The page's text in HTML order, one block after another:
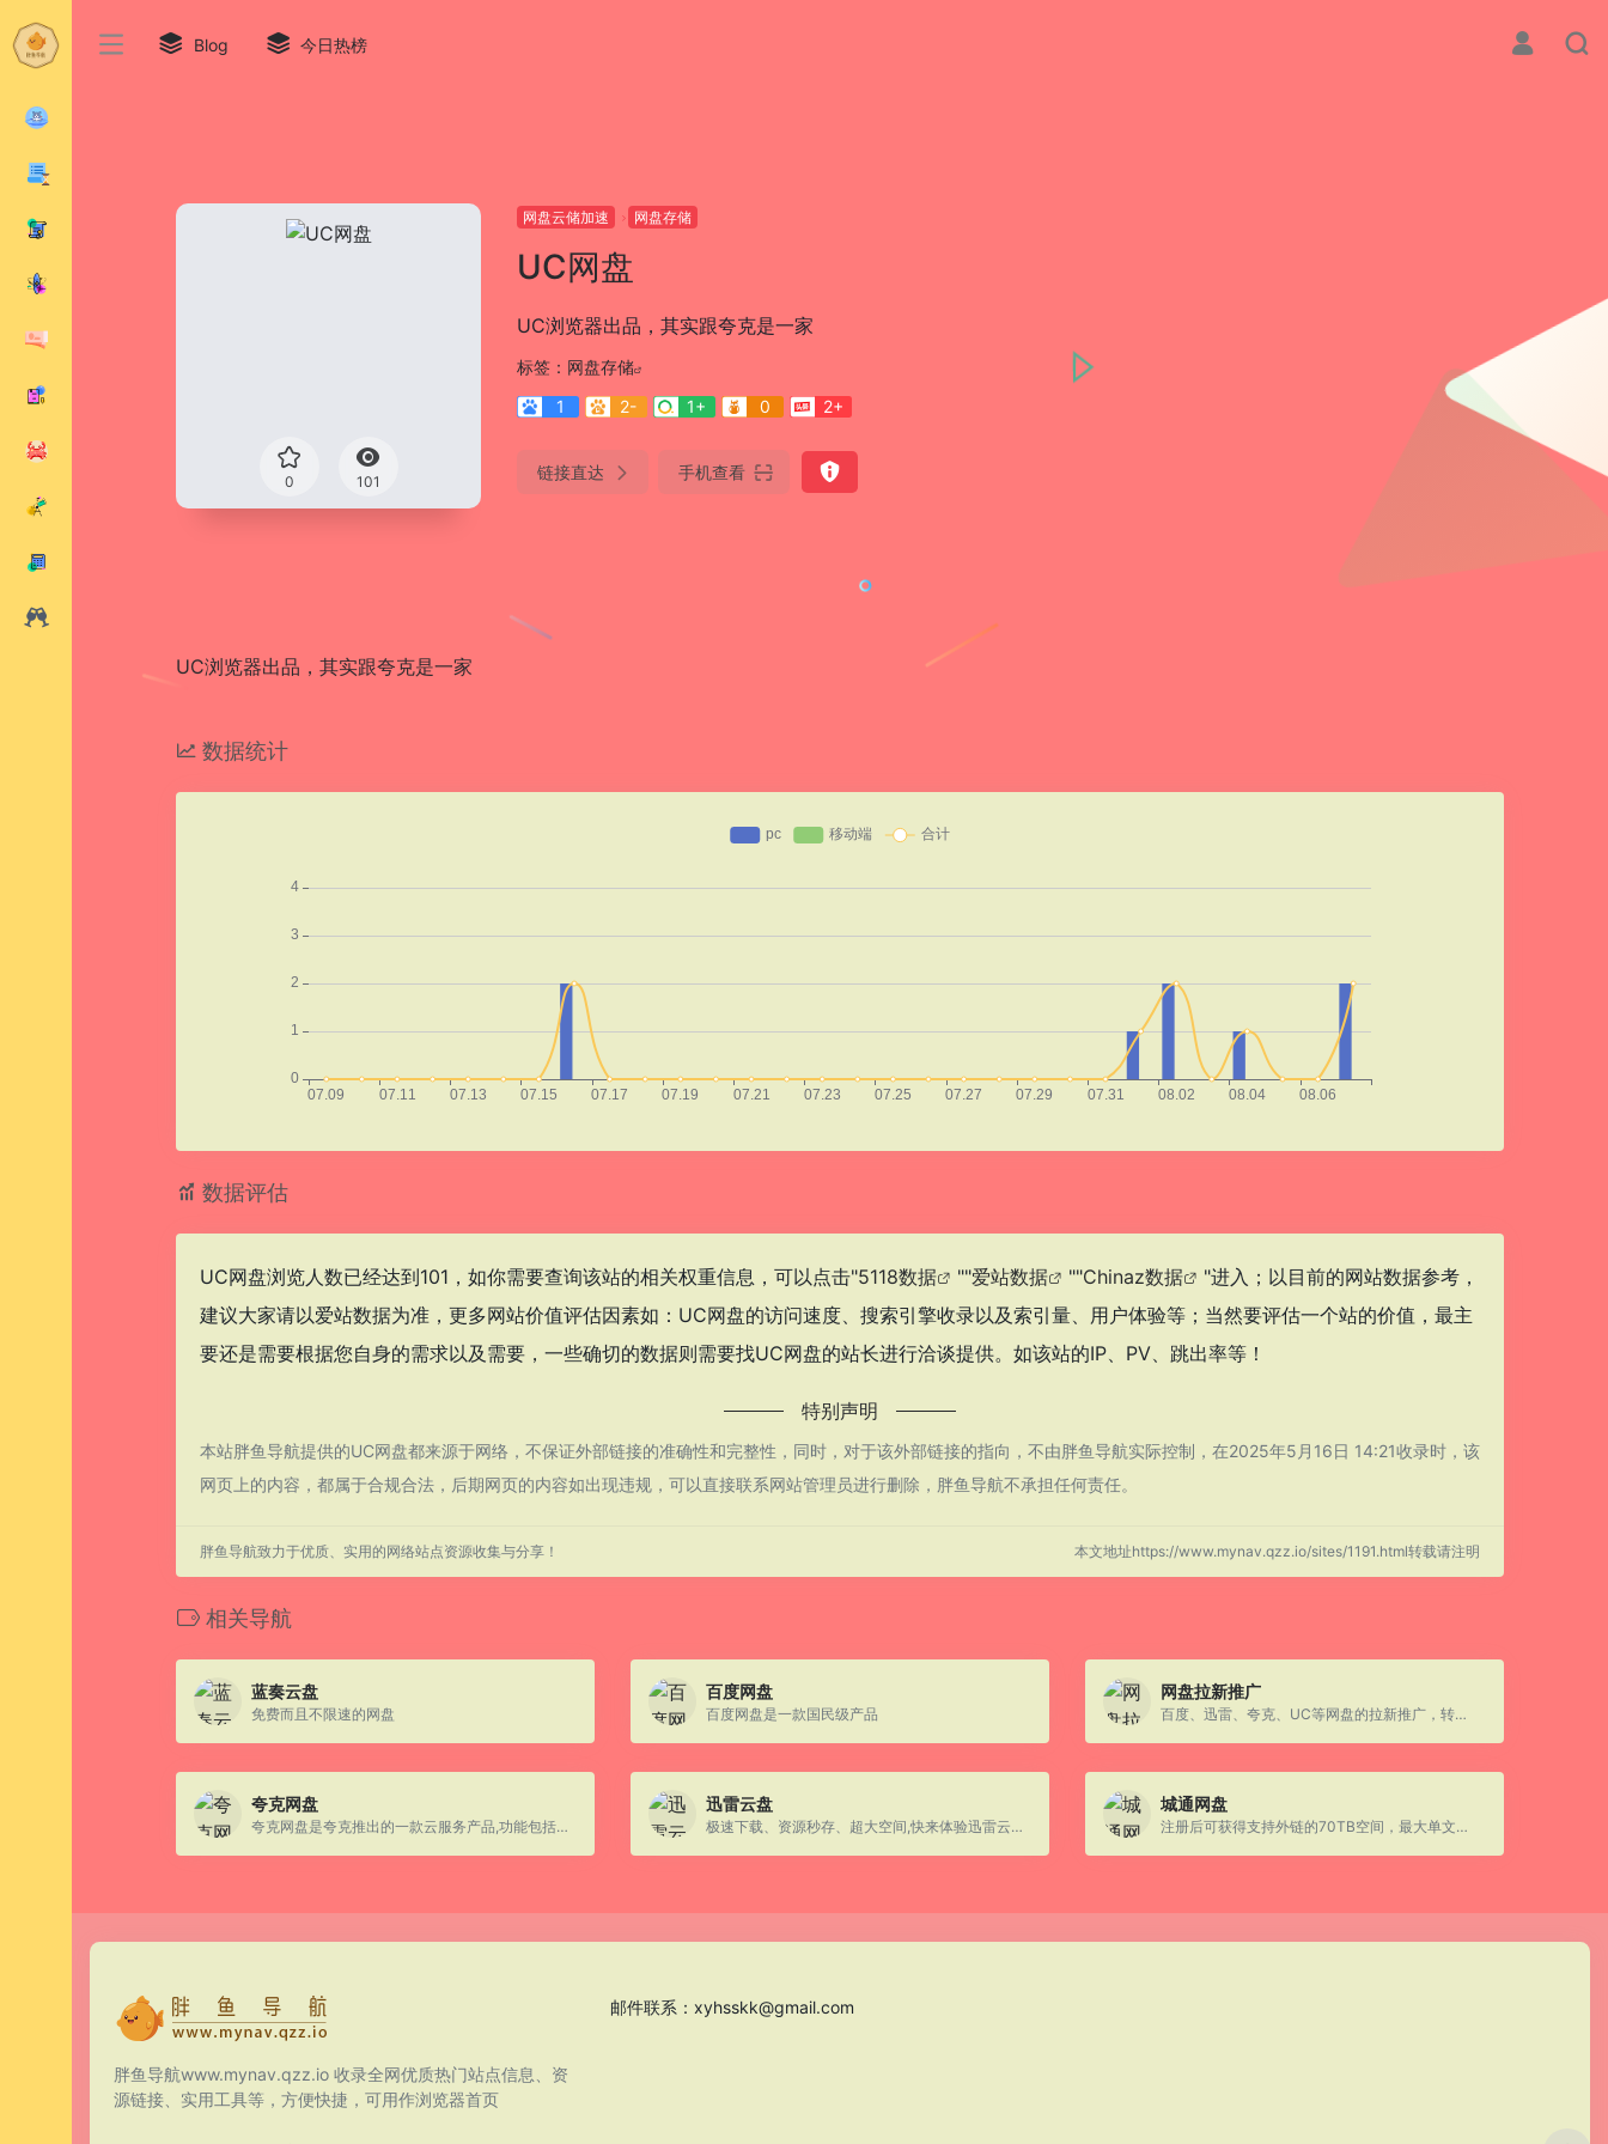
Blog 今日热榜
0 101
网盘云储加速 网盘存储
UC网盘
UC浏览器出品，其实跟夸克是一家
标签： 网盘存储
1
2- 1+ 0 2+
链接直达 手机查看
UC浏览器出品，其实跟夸克是一家
数据统计
数据评估
UC网盘浏览人数已经达到101，如你需要查询该站的相关权重信息，可以点击"5118数据 ""爱站数据 ""Chinaz数据
"进入；以目前的网站数据参考，
建议大家请以爱站数据为准，更多网站价值评估因素如：UC网盘的访问速度、搜索引擎收录以及索引量、用户体验等；当然要评估一个站的价值，最主
要还是需要根据您自身的需求以及需要，一些确切的数据则需要找UC网盘的站长进行洽谈提供。如该站的IP、PV、跳出率等！
特别声明
本站胖鱼导航提供的UC网盘都来源于网络，不保证外部链接的准确性和完整性，同时，对于该外部链接的指向，不由胖鱼导航实际控制，在2025年5月16日 14:21收录时，该
网页上的内容，都属于合规合法，后期网页的内容如出现违规，可以直接联系网站管理员进行删除，胖鱼导航不承担任何责任。
胖鱼导航致力于优质、实用的网络站点资源收集与分享！ 本文地址https://www.mynav.qzz.io/sites/1191.html转载请注明
相关导航
蓝奏云盘
免费而且不限速的网盘
百度网盘
百度网盘是一款国民级产品
网盘拉新推广
百度、迅雷、夸克、UC等网盘的拉新推广，转存也有收益，后台数据一目了然
夸克网盘
夸克网盘是夸克推出的一款云服务产品,功能包括云存储、高清看剧、文件在线解压、PDF一键转换等。
迅雷云盘
极速下载、资源秒存、超大空间,快来体验迅雷云盘吧
城通网盘
注册后可获得支持外链的70TB空间，最大单文件可达30GB
胖鱼导航www.mynav.qzz.io 收录全网优质热门站点信息、资
源链接、实用工具等，方便快捷，可用作浏览器首页
邮件联系： xyhsskk@gmail.com